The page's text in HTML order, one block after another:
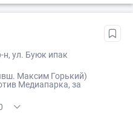
н, ул. Буюк ипак
Максим Горький)
Медиапарка, за